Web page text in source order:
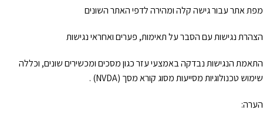
מפת אתר עבור גישה קלה ומהירה לדפי האתר השונים
הצהרת נגישות עם הסבר על תאימות, פערים ואחראי נגישות
התאמת הנגישות נבדקה באמצעי עזר כגון מסכים ומכשירים שונים, וכללה
שימוש טכנולוגיות מסייעות מסוג קורא מסך (NVDA) .
הערה: